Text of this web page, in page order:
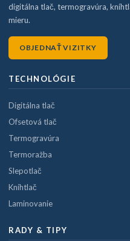
digitálna tlač, termogravúra,
mieru.
OBJEDNAŤ VIZITKY
TECHNOLÓGIE
Digitálna tlač
Ofsetová tlač
Termogravúra
Termoražba
Slepotlač
Kníhtlač
Laminovanie
RADY & TIPY